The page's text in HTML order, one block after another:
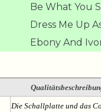
Be What You
Dress Me Up
Ebony And
Die Schallplatte und das